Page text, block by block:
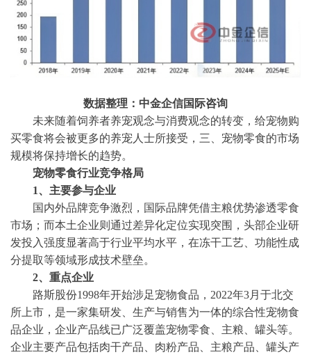
数据整理：中金企信国际咨询
未来随着饲养者养宠观念与消费观念的转变，给宠物购
买零食将会被更多的养宠人士所接受， 三、 宠物零食的市场
规模将保持增长的趋势。
宠物零食行业竞争格局
1、主要参与企业
国内外品牌竞争激烈，国际品牌凭借主粮优势渗透零食
市场；而本土企业则通过差异化定位实现突围，头部企业研
发投入强度显著高于行业平均水平，在冻干工艺、功能性成
分提取等领域形成技术壁垒。
2、重点企业
路斯股份1998年开始涉足宠物食品，2022年3月于北交
所上市，是一家集研发、生产与销售为一体的综合性宠物食
品企业， 企业产品线已广泛覆盖宠物零食、主粮、罐头等。
企业主要产品包括肉干产品、肉粉产品、主粮产品、罐头产